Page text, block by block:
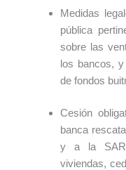
Medidas
pública
sobre las
los bancos,
de fondos
Cesión
banca
y a la
viviendas,